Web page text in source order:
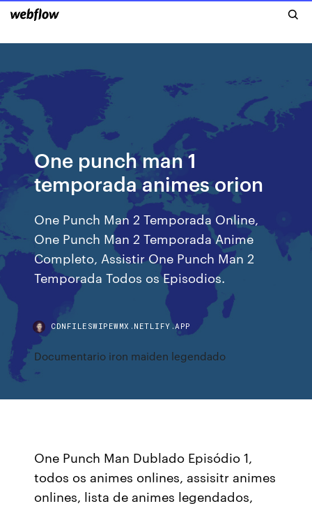
One punch man 1
temporada animes orion
One Punch Man 2 Temporada Online,
One Punch Man 2 Temporada Anime
Completo, Assistir One Punch Man 2
Temporada Todos os Episodios.
CDNFILESWIPEWMX.NETLIFY.APP
Documentario iron maiden legendado
One Punch Man Dublado Episódio 1,
todos os animes onlines, assisitr animes
onlines, lista de animes legendados,